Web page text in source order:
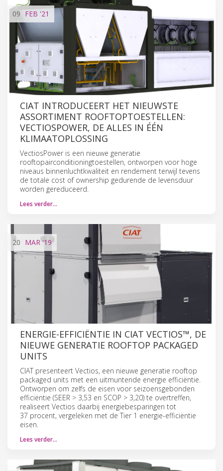
09 FEB '21
CIAT INTRODUCEERT HET NIEUWSTE
ASSORTIMENT ROOFTOPTOESTELLEN:
VECTIOSPOWER, DE ALLES IN ÉÉN
KLIMAATOPLOSSING
VectiosPower is een nieuwe generatie
rooftopairconditioningtoestellen, ontworpen voor hoge
niveaus binnenluchtkwaliteit en rendement terwijl tevens
de totale cost of ownership gedurende de levensduur
worden gereduceerd.
Lees verder…
20 MAR'19
ENERGIE-EFFICIËNTIE IN CIAT VECTIOS™, DE
NIEUWE GENERATIE ROOFTOP PACKAGED
UNITS
CIAT presenteert Vectios, een nieuwe generatie rooftop
packaged units met een uitmuntende energie efficiëntie.
Ontworpen om zelfs de eisen voor seizoensgebonden
efficiëntie (SEER > 3,53 en SCOP > 3,20) te overtreffen,
realiseert Vectios daarbij energiebesparingen tot
37 procent, vergeleken met de Tier 1 energie-efficiëntie
eisen.
Lees verder…